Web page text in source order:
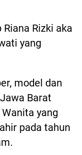
Rizki aka
yang
model dan
Barat
yang
pada tahun